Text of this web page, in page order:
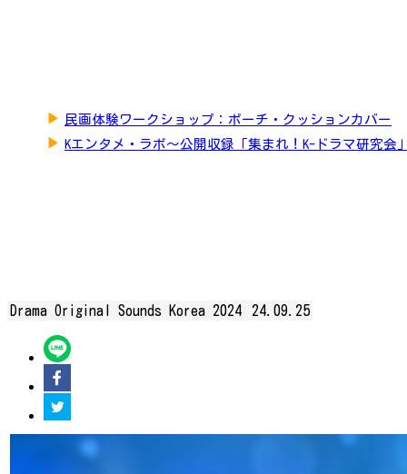
▶ 民画体験ワークショップ：ポーチ・クッションカバー
▶ Kエンタメ・ラボ～公開収録「集まれ！K-ドラマ研究会
Drama Original Sounds Korea 2024 24.09.25